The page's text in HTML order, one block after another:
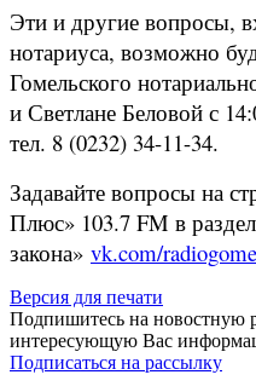
Эти и другие вопросы,
нотариуса, возможно
Гомельского
и Светлане Беловой с
тел. 8 (0232) 34-11-34.
Задавайте вопросы на
Плюс» 103.7 FM в
закона» vk.com/
Версия для печати
Подпишитесь на новостную
интересующую Вас
Подписаться на рассылку